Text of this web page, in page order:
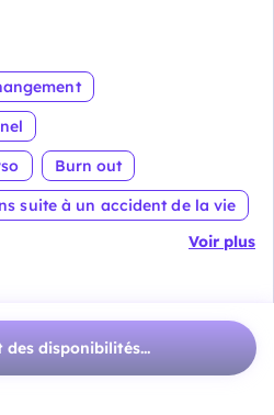
Burn out
suite à un accident de la vie
Voir plus
tremplin
en nouvel élan de vie.
des disponibilités...